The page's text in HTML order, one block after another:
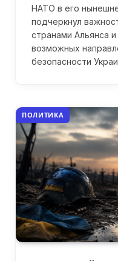
НАТО в его
подчеркнул
странами Альянса
возможных
безопасности
ПОЛИТИКА